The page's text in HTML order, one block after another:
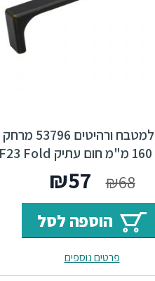
ידיות למטבח ורהיטים 53796 מרחק
₪68
המחיר
המקורי
היה:
₪68.
₪57
הנוכחי
הוא:
₪57.
הוספה לסל
פרטים נוספים